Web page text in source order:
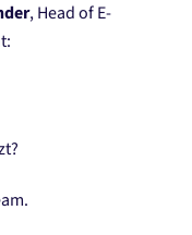
, Head of E-